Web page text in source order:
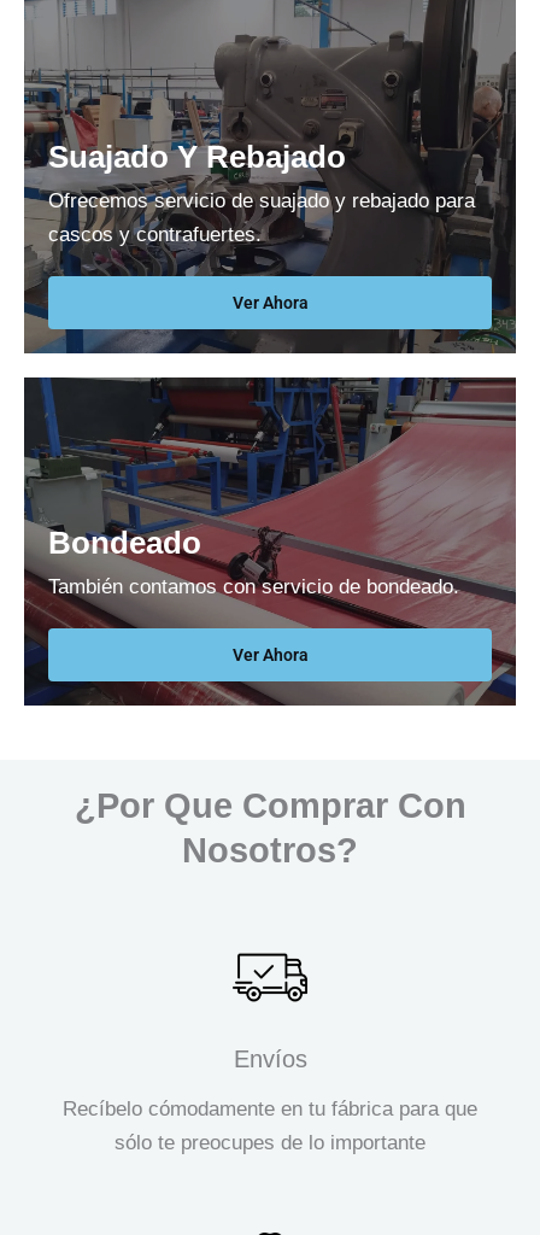
Suajado Y Rebajado
Ofrecemos servicio de suajado y rebajado para
cascos y contrafuertes.
Ver Ahora
Bondeado
También contamos con servicio de bondeado.
Ver Ahora
¿Por Que Comprar Con
Nosotros?
Envíos
Recíbelo cómodamente en tu fábrica para que
sólo te preocupes de lo importante